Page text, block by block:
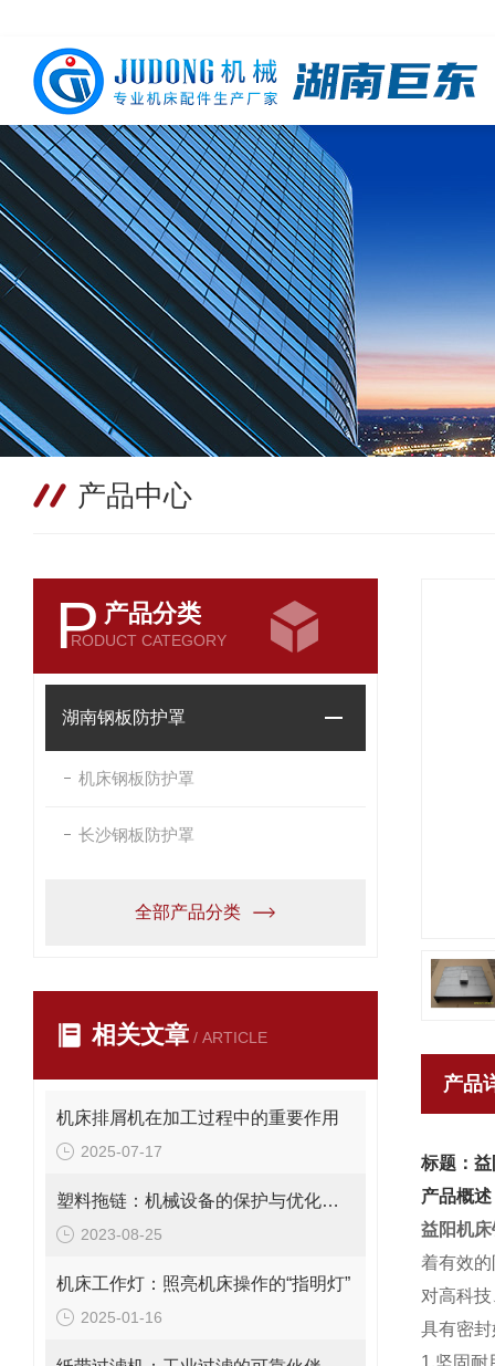
产品中心
P 产品分类
RODUCT CATEGORY
湖南钢板防护罩
机床钢板防护罩
长沙钢板防护罩
全部产品分类
相关文章 / ARTICLE
机床排屑机在加工过程中的重要作用
2025-07-17
塑料拖链：机械设备的保护与优化装置
2023-08-25
机床工作灯：照亮机床操作的“指明灯”
2025-01-16
产品
标题：
产品概述
益阳机
着有效
对高科
具有密
1.坚固耐